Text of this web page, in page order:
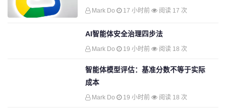
Mark Do 17 小时前 阅读 17 次
AI智能体安全治理四步法
Mark Do 19 小时前 阅读 18 次
智能体模型评估：基准分数不等于实际
成本
Mark Do 19 小时前 阅读 18 次